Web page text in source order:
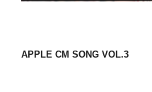
APPLE CM SONG VOL.3